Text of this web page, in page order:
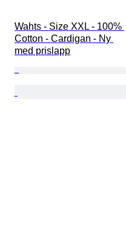
Wahts - Size XXL - 100%
Cotton - Cardigan - Ny
med prislapp